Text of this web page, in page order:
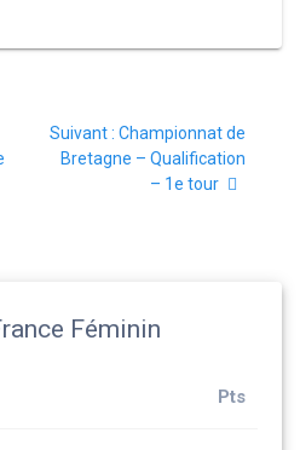
Suivant : Article
suivant
Championnat de
Bretagne – Qualification
– 1e tour
Féminin
Pts